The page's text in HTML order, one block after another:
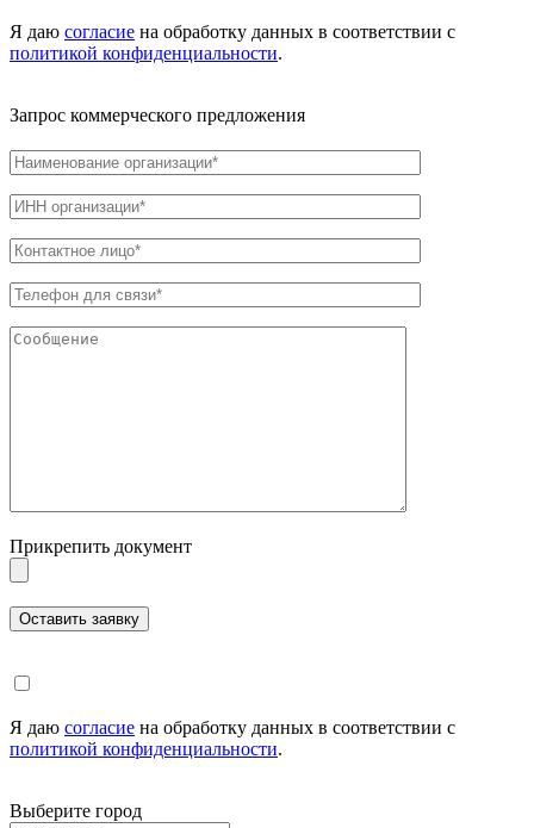
Я даю согласие на обработку данных в соответствии с
политикой конфиденциальности.
Запрос коммерческого предложения
Прикрепить документ
Я даю согласие на обработку данных в соответствии с
политикой конфиденциальности.
Выберите город